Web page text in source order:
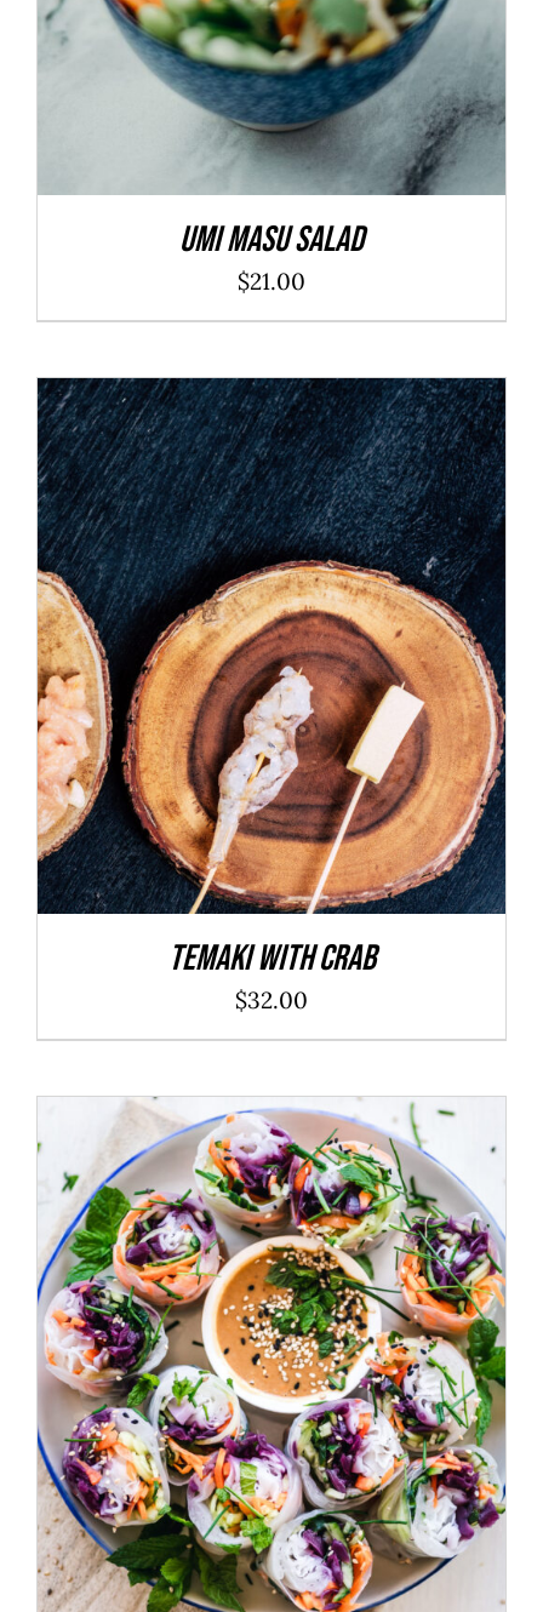
Umi Masu Salad
$21.00
ADD TO CART / DÉTAILS
Temaki With Crab
$32.00
ADD TO CART / DÉTAILS